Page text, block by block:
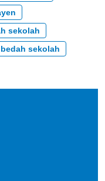
sekolah
sekolah